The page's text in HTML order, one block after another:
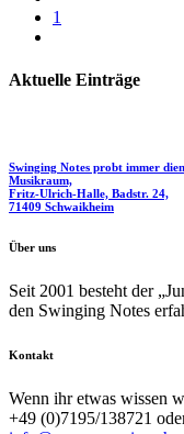
1
Aktuelle Einträge
Swinging Notes probt immer
Musikraum,
Fritz-Ulrich-Halle, Badstr. 24,
71409 Schwaikheim
Über uns
Seit 2001 besteht der
den Swinging Notes
Kontakt
Wenn ihr etwas wissen
+49 (0)7195/138721